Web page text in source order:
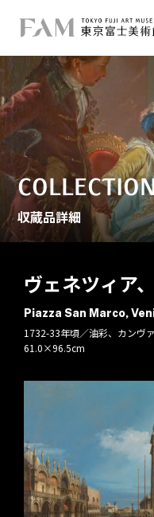
収蔵品詳細
ヴェネツィア
Piazza San Marco,
1732-33年頃／油彩、カンヴ
61.0×96.5cm